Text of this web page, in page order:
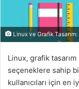
Linux ve Grafik
Linux, grafik
seçeneklere sahip
kullanıcıları için en